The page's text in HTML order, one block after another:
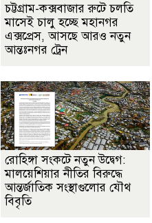
চট্টগ্রাম-কক্সবাজার রুটে চলতি
মাসেই চালু হচ্ছে মহানগর
এক্সপ্রেস, আসছে আরও নতুন
আন্তঃনগর ট্রেন
রোহিঙ্গা সংকটে নতুন উদ্বেগ:
মালয়েশিয়ার নীতির বিরুদ্ধে
আন্তর্জাতিক সংস্থাগুলোর যৌথ
বিবৃতি